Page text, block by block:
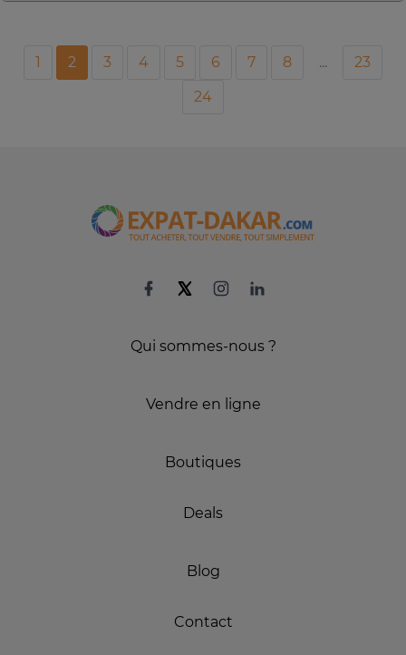
1 2 3 4 5 6 7 8 ...
23
24
Qui sommes-nous ?
Vendre en ligne
Boutiques
Deals
Blog
Contact